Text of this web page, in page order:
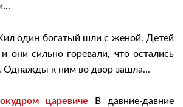
один богатый шли с женой. Детей
они сильно горевали, что остались
Однажды к ним во двор зашла...
царевиче В давние-давние